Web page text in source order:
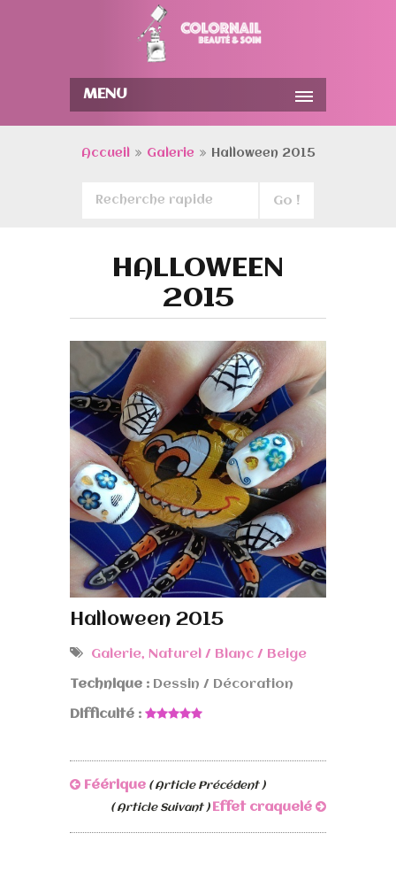
MENU
Accueil Galerie Halloween 2015
HALLOWEEN
2015
Halloween 2015
Galerie, Naturel / Blanc / Beige
Technique : Dessin / Décoration
Difficulté :
Féérique ( Article Précédent )
( Article Suivant ) Effet craquelé